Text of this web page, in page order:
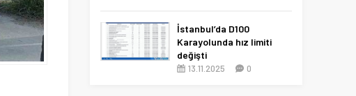
İstanbul’da D100
Karayolunda hız limiti
değişti
13.11.2025 0